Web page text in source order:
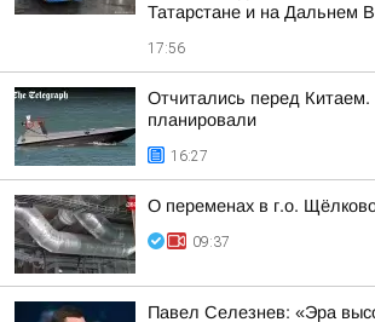
Татарстане и на Дальнем
17:56
Отчитались перед Китаем.
планировали
16:27
О переменах в г.о.
09:37
Павел Селезнев: «Эра